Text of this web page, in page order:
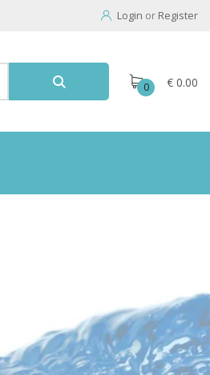
Login or Register
0 € 0.00